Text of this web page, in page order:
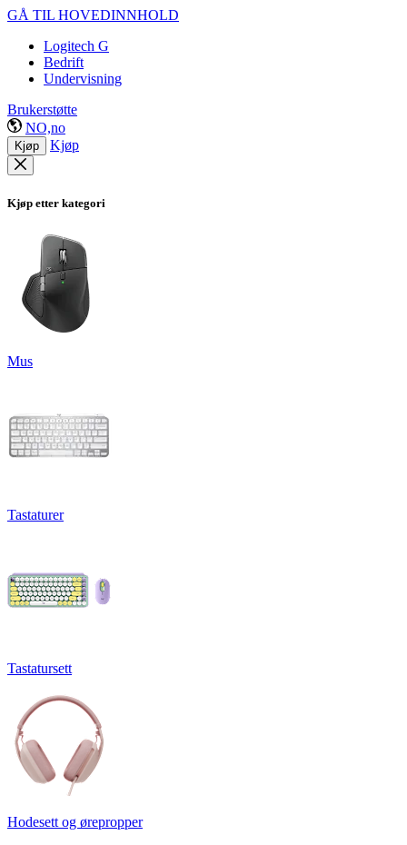
GÅ TIL HOVEDINNHOLD
Logitech G
Bedrift
Undervisning
Brukerstøtte
NO,no
Kjøp Kjøp
Kjøp etter kategori
Mus
Tastaturer
Tastatursett
Hodesett og ørepropper